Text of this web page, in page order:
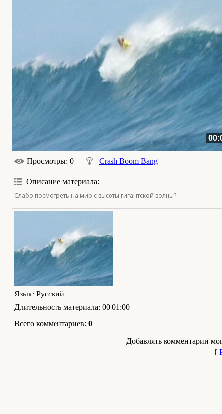
Просмотры: 0 Crash Boom Bang
Описание материала:
Слабо посмотреть на мир с высоты гигантской волны?
Язык: Русский
Длительность материала: 00:01:00
Всего комментариев: 0
Добавлять комментарии
[